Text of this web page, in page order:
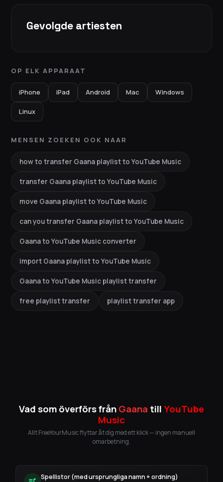
Gevolgde artiesten
OP ELK APPARAAT
iPhone iPad Android Mac Windows
Linux
MENSEN ZOEKEN OOK NAAR
how to transfer Gaana playlist to YouTube Music
transfer Gaana playlist to YouTube Music
move Gaana playlist to YouTube Music
can you transfer Gaana playlist to YouTube Music
Gaana to YouTube Music converter
import Gaana playlist to YouTube Music
Gaana to YouTube Music playlist transfer
free playlist transfer playlist transfer app
Vad som överförs frånGaana tillYouTube
Music
Allt FreeYourMusic flyttar åt dig med ett klick — ingen manuell
omarbetning.
Spellistor (med ursprungliga namn + ordning)